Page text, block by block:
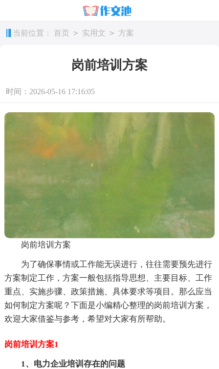
当前位置： 首页 > 实用文 > 方案
岗前培训方案
时间：2026-05-16 17:16:05
岗前培训方案
为了确保事情或工作能无误进行，往往需要预先进行
方案制定工作，方案一般包括指导思想、主要目标、工作
重点、实施步骤、政策措施、具体要求等项目。那么应当
如何制定方案呢？下面是小编精心整理的岗前培训方案，
欢迎大家借鉴与参考，希望对大家有所帮助。
岗前培训方案1
1、电力企业培训存在的问题